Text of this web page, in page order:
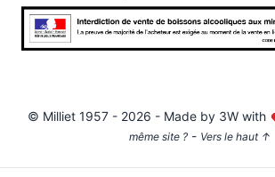
© Milliet1957 - 2026 - Made by 3W with
même site ?- Vers le haut ↑